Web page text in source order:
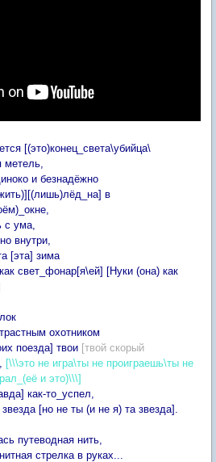
[(это)конец_света\убийца\
метель,
и безнадёжно
[(лишь)лёд_на] в
с ума,
внутри,
[эта] зима
свет_фонар[я\ей] [Нуки (она) как
охотником
поезда] твои [твой скорый
[\\\это не игра\ты не проиграешь\ты не
и это)\\\]
как-то_успел,
[но не ты (и не я) та звезда].
путеводная нить,
стрелка в руках...